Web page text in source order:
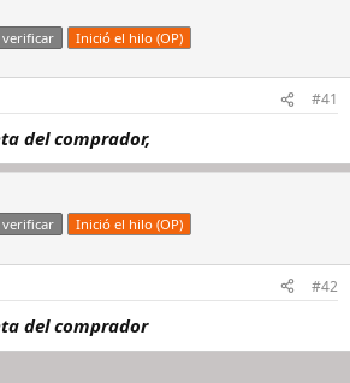
verificar Inició el hilo (OP)
#41
del comprador,
verificar Inició el hilo (OP)
#42
del comprador